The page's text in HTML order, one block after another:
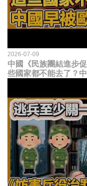
2026-07-09
中國《民族團結進步
些國家都不能去了？